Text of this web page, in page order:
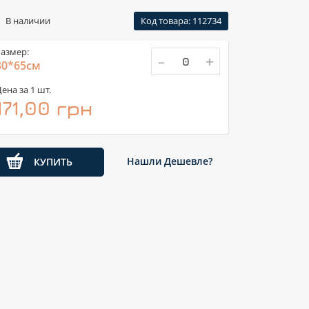
В наличии Код товара: 112734
за 1 шт.
грн
- +
КУПИТЬ Нашли Дешевле?